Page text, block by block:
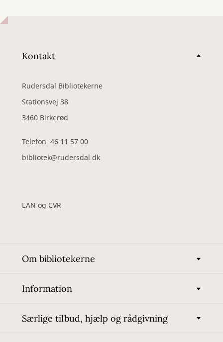
Kontakt
Rudersdal Bibliotekerne
Stationsvej 38
3460 Birkerød
Telefon: 46 11 57 00
bibliotek@rudersdal.dk
EAN og CVR
Om bibliotekerne
Information
Særlige tilbud, hjælp og rådgivning